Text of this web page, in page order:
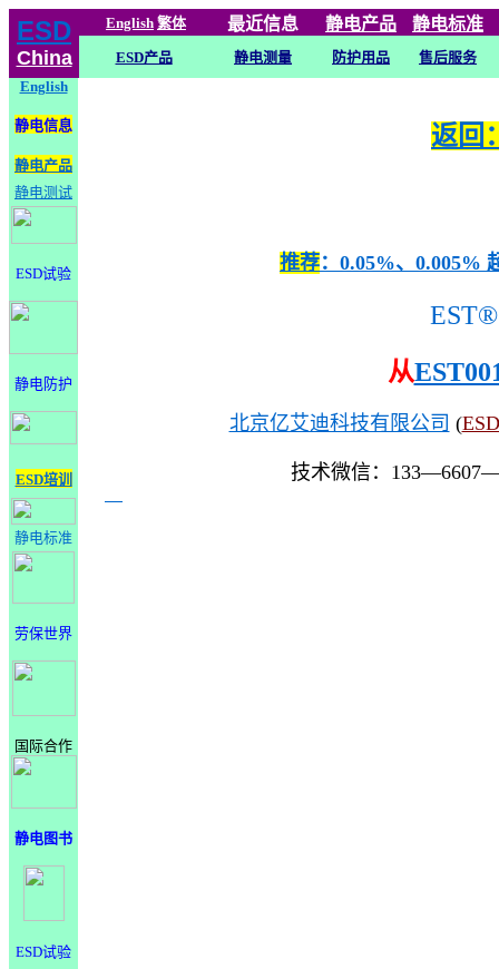
ESD
China
English 繁体 最近信息 静电产品 静电标准
ESD产品 静电测量 防护用品
售后服务
English
静电信息
静电产品
静电测试
ESD试验
静电防护
ESD培训
静电标准
劳保世界
国际合作
静电图书
ESD试验
返回
推荐：0.05%、0.005%
EST®
从
北京亿艾迪科技有限公司 (
技术微信：